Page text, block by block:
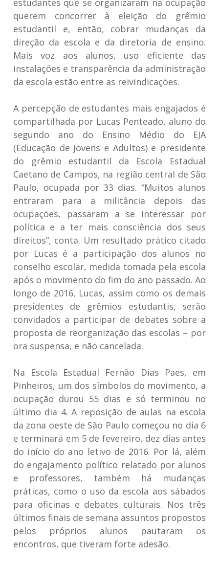
estudantes que se organizaram na ocupação
querem concorrer à eleição do grêmio
estudantil e, então, cobrar mudanças da
direção da escola e da diretoria de ensino.
Mais voz aos alunos, uso eficiente das
instalações e transparência da administração
da escola estão entre as reivindicações.
A percepção de estudantes mais engajados é
compartilhada por Lucas Penteado, aluno do
segundo ano do Ensino Médio do EJA
(Educação de Jovens e Adultos) e presidente
do grêmio estudantil da Escola Estadual
Caetano de Campos, na região central de São
Paulo, ocupada por 33 dias. “Muitos alunos
entraram para a militância depois das
ocupações, passaram a se interessar por
política e a ter mais consciência dos seus
direitos”, conta. Um resultado prático citado
por Lucas é a participação dos alunos no
conselho escolar, medida tomada pela escola
após o movimento do fim do ano passado. Ao
longo de 2016, Lucas, assim como os demais
presidentes de grêmios estudantis, serão
convidados a participar de debates sobre a
proposta de reorganização das escolas – por
ora suspensa, e não cancelada.
Na Escola Estadual Fernão Dias Paes, em
Pinheiros, um dos símbolos do movimento, a
ocupação durou 55 dias e só terminou no
último dia 4. A reposição de aulas na escola
da zona oeste de São Paulo começou no dia 6
e terminará em 5 de fevereiro, dez dias antes
do início do ano letivo de 2016. Por lá, além
do engajamento político relatado por alunos
e professores, também há mudanças
práticas, como o uso da escola aos sábados
para oficinas e debates culturais. Nos três
últimos finais de semana assuntos propostos
pelos próprios alunos pautaram os
encontros, que tiveram forte adesão.